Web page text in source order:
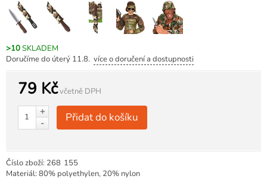
>10SKLADEM
Doručíme do úterý 11.8. více o doručení a dostupnosti
79 Kčvčetně DPH
+
-
Přidat do košíku
Číslo zboží: 268 155
Materiál: 80% polyethylen, 20% nylon